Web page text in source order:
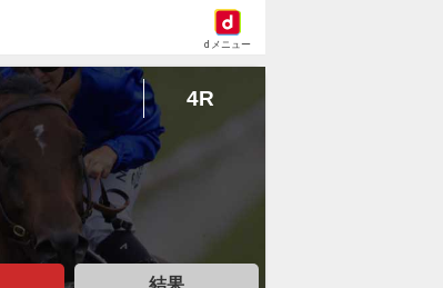
dメニュー
4R
結果